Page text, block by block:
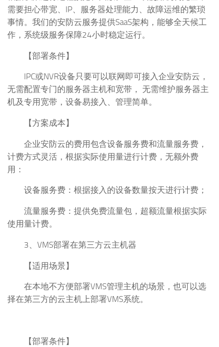
需要担心带宽、IP、服务器处理能力、故障运维的繁琐
事情。我们的安防云服务提供SaaS架构，能够全天候工
作，系统级服务保障24小时稳定运行。
【部署条件】
IPC或NVR设备只要可以联网即可接入企业安防云，
无需配置专门的服务器主机和宽带， 无需维护服务器主
机及专用宽带，设备易接入、管理简单。
【方案成本】
企业安防云的费用包含设备服务费和流量服务费，
计费方式灵活，根据实际使用量进行计费，无额外费
用：
设备服务费：根据接入的设备数量按天进行计费；
流量服务费：提供免费流量包，超额流量根据实际
使用量计费。
3、VMS部署在第三方云主机器
【适用场景】
在本地不方便部署VMS管理主机的场景，也可以选
择在第三方的云主机上部署VMS系统。
【部署条件】